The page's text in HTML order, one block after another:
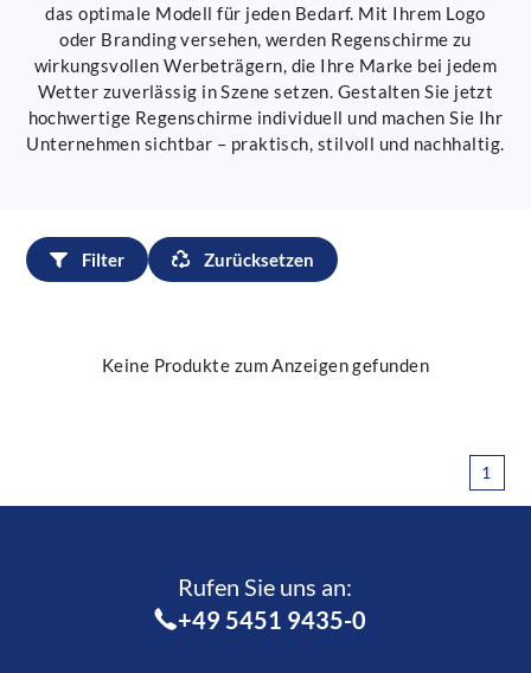
das optimale Modell für jeden Bedarf. Mit Ihrem Logo
oder Branding versehen, werden Regenschirme zu
wirkungsvollen Werbeträgern, die Ihre Marke bei jedem
Wetter zuverlässig in Szene setzen. Gestalten Sie jetzt
hochwertige Regenschirme individuell und machen Sie Ihr
Unternehmen sichtbar – praktisch, stilvoll und nachhaltig.
Filter Zurücksetzen
Keine Produkte zum Anzeigen gefunden
1
Rufen Sie uns an:­
+49 5451 9435-0